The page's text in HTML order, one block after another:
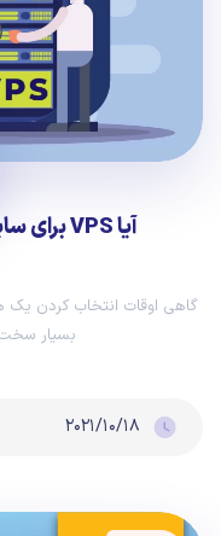
آیا VPS برای سایت وردپرسی مناسب است؟
گاهی اوقات انتخاب کردن یک
بسیار سخت
۲۰۲۱/۱۰/۱۸